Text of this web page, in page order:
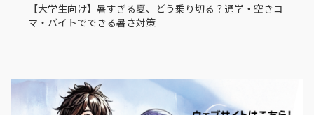
【大学生向け】暑すぎる夏、どう乗り切る？通学・空きコ
マ・バイトでできる暑さ対策